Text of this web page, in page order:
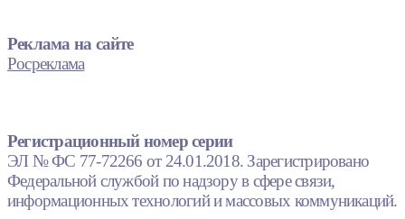
Реклама на сайте
Росреклама
Регистрационный номер серии
ЭЛ № ФС 77-72266 от 24.01.2018. Зарегистрировано
Федеральной службой по надзору в сфере связи,
информационных технологий и массовых коммуникаций.